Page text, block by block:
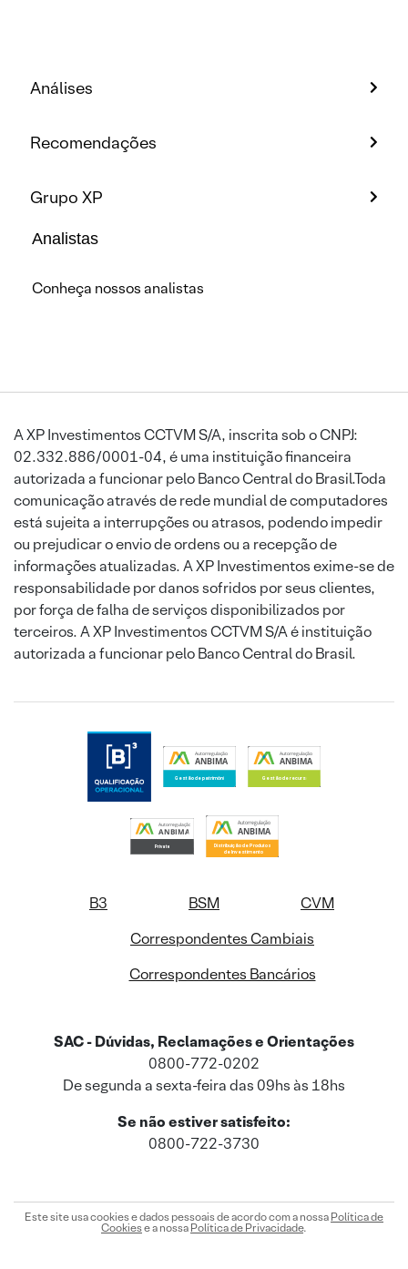
Análises
Recomendações
Grupo XP
Analistas
Conheça nossos analistas
A XP Investimentos CCTVM S/A, inscrita sob o CNPJ:
02.332.886/0001-04, é uma instituição financeira
autorizada a funcionar pelo Banco Central do Brasil.Toda
comunicação através de rede mundial de computadores
está sujeita a interrupções ou atrasos, podendo impedir
ou prejudicar o envio de ordens ou a recepção de
informações atualizadas. A XP Investimentos exime-se de
responsabilidade por danos sofridos por seus clientes,
por força de falha de serviços disponibilizados por
terceiros. A XP Investimentos CCTVM S/A é instituição
autorizada a funcionar pelo Banco Central do Brasil.
B3 BSM
CVM
Correspondentes Cambiais
Correspondentes Bancários
SAC - Dúvidas, Reclamações e Orientações
0800-772-0202
De segunda a sexta-feira das 09hs às 18hs
Se não estiver satisfeito:
0800-722-3730
Este site usa cookies e dados pessoais de acordo com a nossa Política de
Cookiese a nossa Política de Privacidade.